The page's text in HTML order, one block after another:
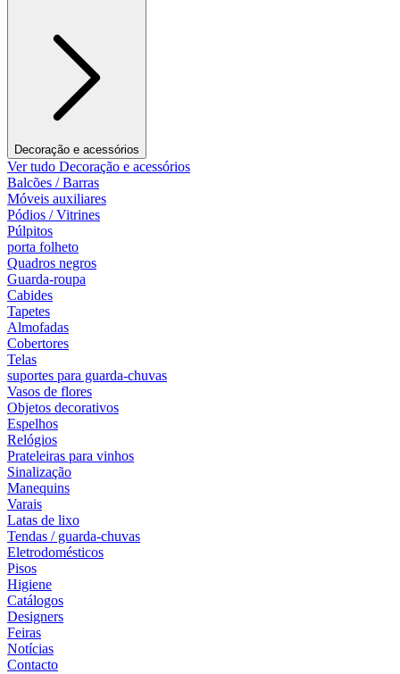
Decoração e acessórios
Ver tudo Decoração e acessórios
Balcões / Barras
Móveis auxiliares
Pódios / Vitrines
Púlpitos
porta folheto
Quadros negros
Guarda-roupa
Cabides
Tapetes
Almofadas
Cobertores
Telas
suportes para guarda-chuvas
Vasos de flores
Objetos decorativos
Espelhos
Relógios
Prateleiras para vinhos
Sinalização
Manequins
Varais
Latas de lixo
Tendas / guarda-chuvas
Eletrodomésticos
Pisos
Higiene
Catálogos
Designers
Feiras
Notícias
Contacto